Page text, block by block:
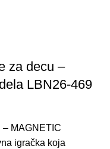
za decu –
LBN26-469
2,500.00 din..
– MAGNETIC
igračka koja